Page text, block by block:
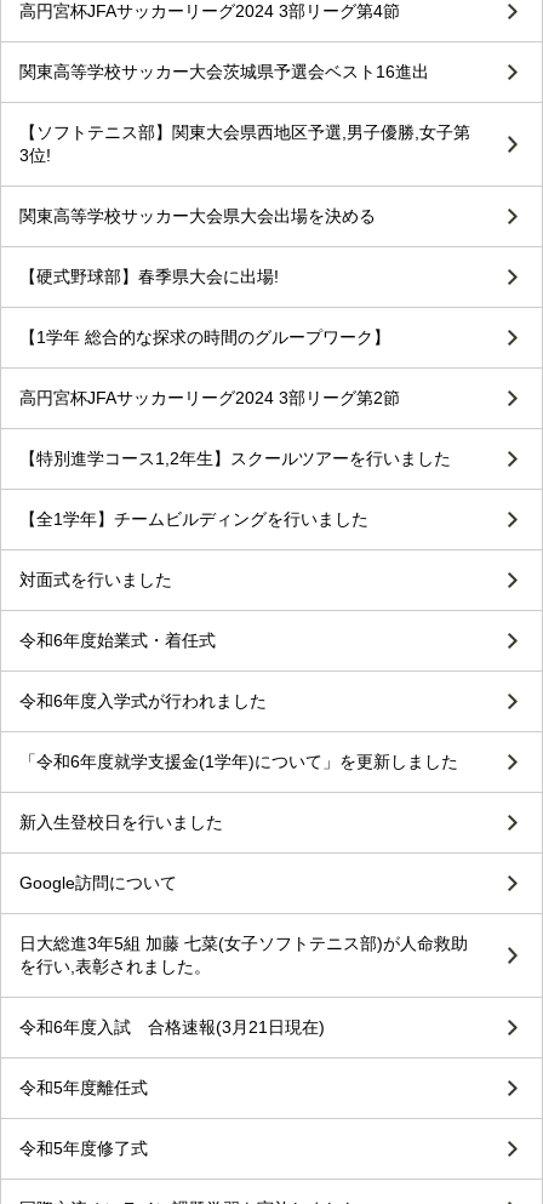
高円宮杯JFAサッカーリーグ2024 3部リーグ第4節
関東高等学校サッカー大会茨城県予選会ベスト16進出
【ソフトテニス部】関東大会県西地区予選,男子優勝,女子第
3位!
関東高等学校サッカー大会県大会出場を決める
【硬式野球部】春季県大会に出場!
【1学年 総合的な探求の時間のグループワーク】
高円宮杯JFAサッカーリーグ2024 3部リーグ第2節
【特別進学コース1,2年生】スクールツアーを行いました
【全1学年】チームビルディングを行いました
対面式を行いました
令和6年度始業式・着任式
令和6年度入学式が行われました
「令和6年度就学支援金(1学年)について」を更新しました
新入生登校日を行いました
Google訪問について
日大総進3年5組 加藤 七菜(女子ソフトテニス部)が人命救助
を行い,表彰されました。
令和6年度入試 合格速報(3月21日現在)
令和5年度離任式
令和5年度修了式